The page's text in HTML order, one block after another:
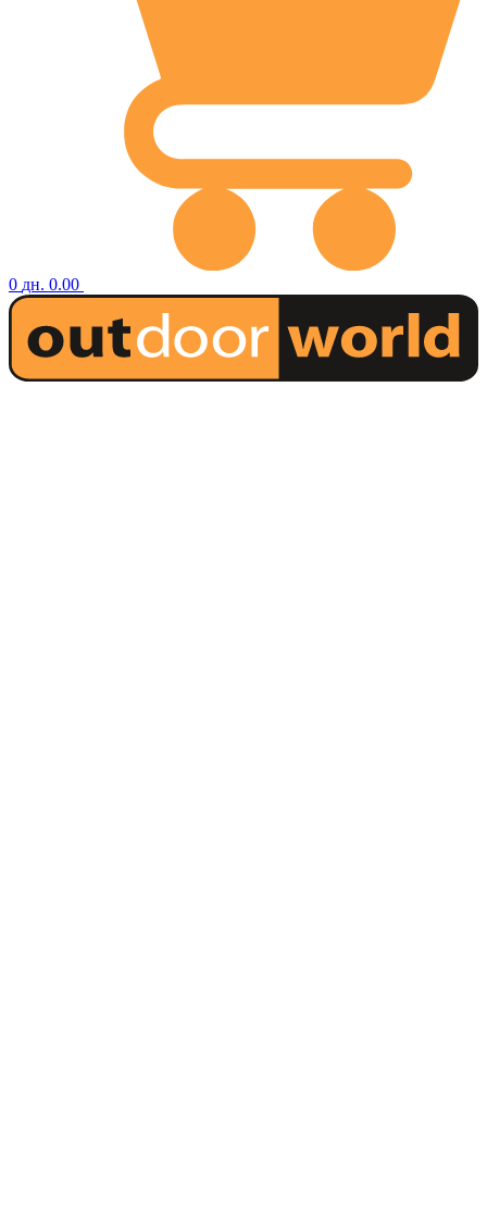
0 дн. 0.00